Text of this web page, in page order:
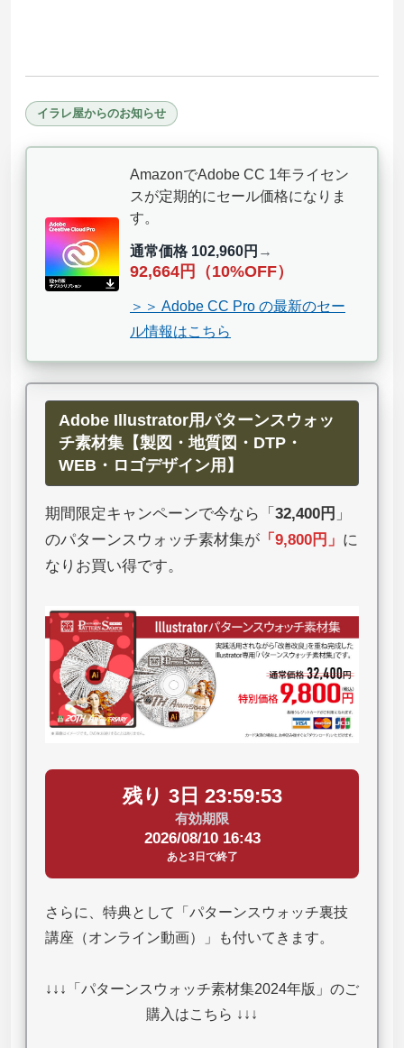
イラレ屋からのお知らせ
AmazonでAdobe CC 1年ライセン
スが定期的にセール価格になりま
す。
通常価格 102,960円 →
92,664円（10%OFF）
＞＞ Adobe CC Pro の最新のセー
ル情報はこちら
Adobe Illustrator用パターンスウォッ
チ素材集【製図・地質図・DTP・
WEB・ロゴデザイン用】
期間限定キャンペーンで今なら「 32,400円 」
のパターンスウォッチ素材集が 「 9,800円 」 に
なりお買い得です。
残り 3日 23:59:52
有効期限
2026/08/10 16:43
あと3日で終了
さらに、特典として「パターンスウォッチ裏技
講座（オンライン動画）」も付いてきます。
↓↓↓「パターンスウォッチ素材集2024年版」のご
購入はこちら ↓↓↓